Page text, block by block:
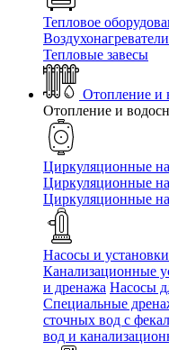
Тепловое
Воздухонагреватели
Тепловые завесы
Отопление и
Отопление и
Циркуляционные
Циркуляционные
Циркуляционные
Насосы и
Канализационные
и дренажа Насосы
Специальные
сточных вод c
вод и